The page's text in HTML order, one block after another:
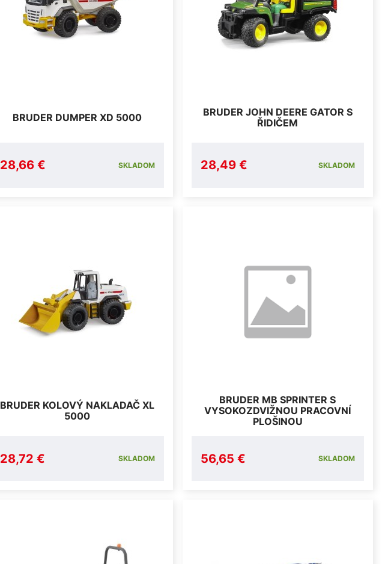
BRUDER DUMPER XD 5000
28,66 € SKLADOM
BRUDER JOHN DEERE GATOR S
ŘIDIČEM
28,49 € SKLADOM
BRUDER KOLOVÝ NAKLADAČ XL
5000
28,72 € SKLADOM
BRUDER MB SPRINTER S
VYSOKOZDVIŽNOU PRACOVNÍ
PLOŠINOU
56,65 € SKLADOM